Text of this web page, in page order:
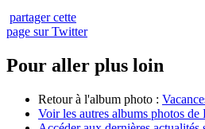
partager cette
page sur Twitter
Pour aller plus loin
Retour à l'album photo :
Voir les autres albums photos